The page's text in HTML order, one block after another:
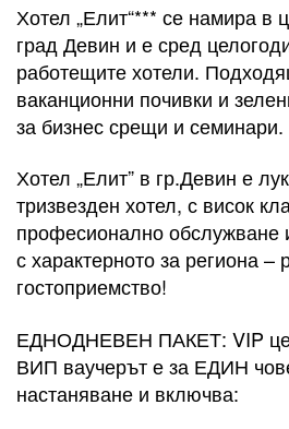
Хотел „Елит“*** се намира в
град Девин и е сред
работещите хотели.
ваканционни почивки и
за бизнес срещи и семинари.
Хотел „Елит” в гр.Девин е
тризвезден хотел, с висок
професионално обслужване
с характерното за региона –
гостоприемство!
ЕДНОДНЕВЕН ПАКЕТ: VIP
ВИП ваучерът е за ЕДИН
настаняване и включва: